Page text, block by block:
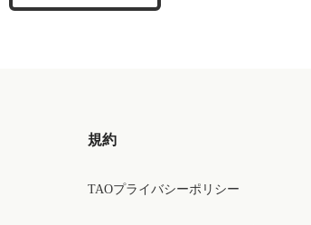
規約
TAOプライバシーポリシー